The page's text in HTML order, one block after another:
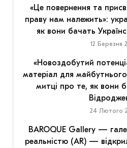
«Це повернення та
праву нам належить»:
як вони бачать
12 Березня
«Новоздобутий
матеріал для майбутнього
митці про те, як вони
24 Лютого
BAROQUE Gallery —
реальністю (AR) —